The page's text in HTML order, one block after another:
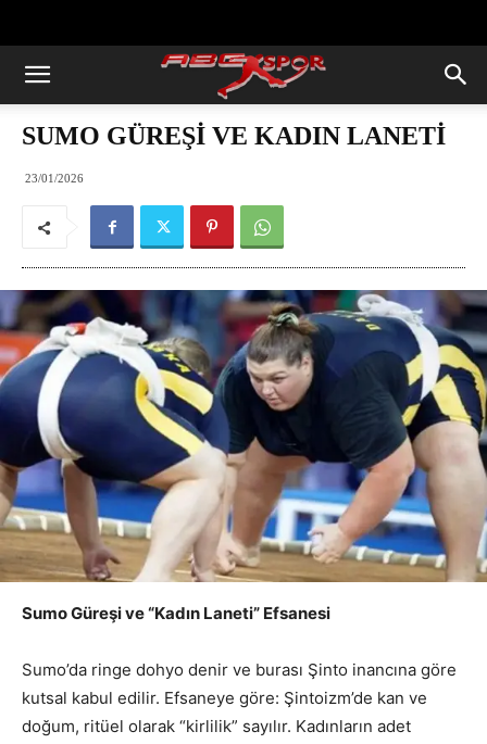
SUMO GÜREŞİ VE KADIN LANETİ
23/01/2026
Sumo Güreşi ve “Kadın Laneti” Efsanesi
Sumo’da ringe dohyo denir ve burası Şinto inancına göre
kutsal kabul edilir. Efsaneye göre: Şintoizm’de kan ve
doğum, ritüel olarak “kirlilik” sayılır. Kadınların adet